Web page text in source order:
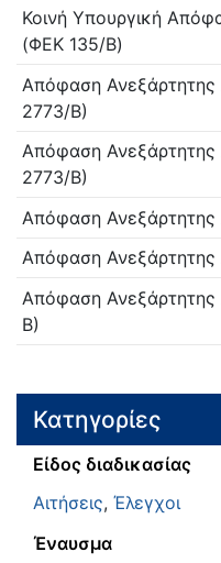
Κοινή Υπουργική
(ΦΕΚ 135/Β)
Απόφαση Ανεξάρτητης
2773/Β)
Απόφαση Ανεξάρτητης
2773/Β)
Απόφαση Ανεξάρτητης
Απόφαση Ανεξάρτητης
Απόφαση Ανεξάρτητης
Β)
Κατηγορίες
Είδος διαδικασίας
Αιτήσεις, Έλεγχοι
Έναυσμα